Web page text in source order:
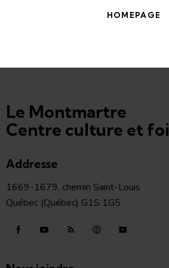
HOMEPAGE
Le Montmartre
Centre culture et foi
Addresse
1669-1679, chemin Saint-Louis
Québec (Québec) G1S 1G5